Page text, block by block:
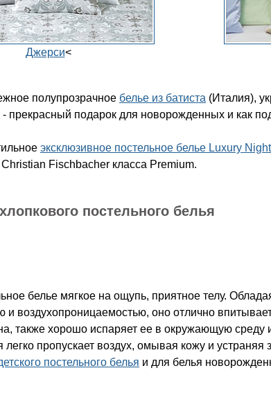
Джерси<
полупрозрачное белье из батиста (Италия),
прекрасный подарок для новорожденных и как
эксклюзивное постельное белье Luxury
Fischbacher класса Premium.
постельного белья
белье мягкое на ощупь, приятное телу.
и воздухопроницаемостью, оно отлично
также хорошо испаряет ее в окружающую среду
легко пропускает воздух, омывая кожу и
постельного белья и для белья